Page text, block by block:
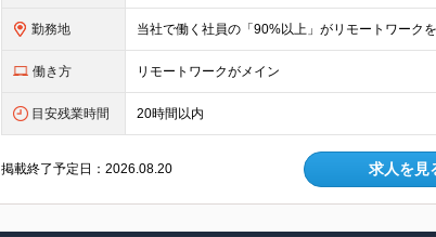
勤務地
働き方 リモートワークがメイン
目安残業時間 20時間以内
掲載終了予定日：2026.08.20 求人を見